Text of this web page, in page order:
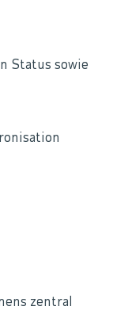
Status sowie
zentral